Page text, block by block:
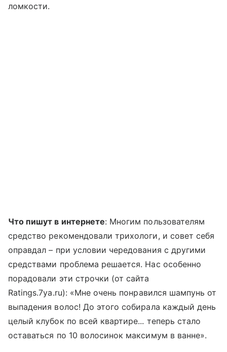
ломкости.
Что пишут в интернете: Многим пользователям
средство рекомендовали трихологи, и совет себя
оправдал – при условии чередования с другими
средствами проблема решается. Нас особенно
порадовали эти строчки (от сайта
Ratings.7ya.ru): «Мне очень понравился шампунь от
выпадения волос! До этого собирала каждый день
целый клубок по всей квартире... теперь стало
оставаться по 10 волосинок максимум в ванне».